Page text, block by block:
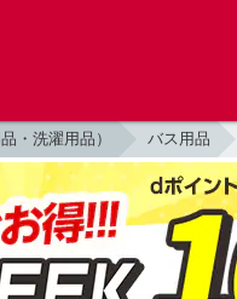
・洗濯用品） バス用品